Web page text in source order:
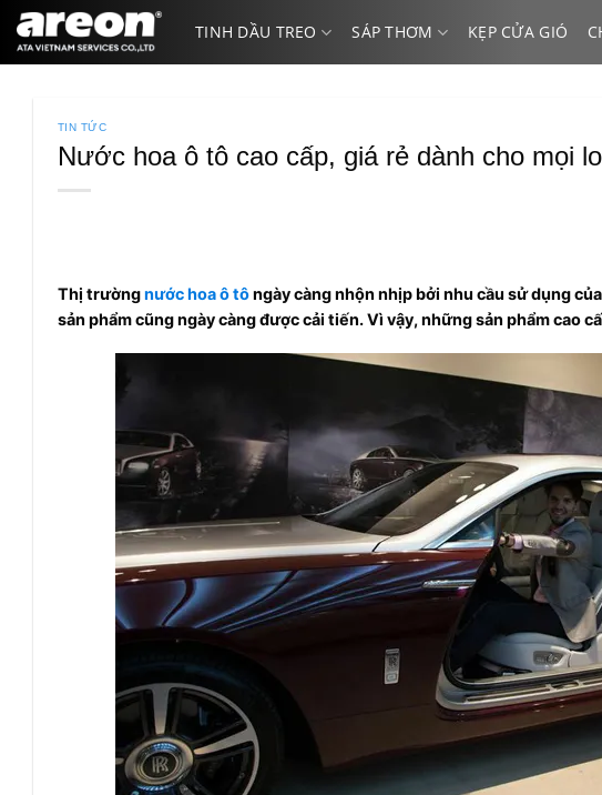
qua
nội
TINH DẦU TREO SÁP THƠM KẸP CỬA GIÓ
TIN TỨC
Nước hoa ô tô cao cấp, giá rẻ dành cho mọi
Thị trườngnước hoa ô tôngày càng nhộn nhịp bởi nhu cầu sử dụng
sản phẩm cũng ngày càng được cải tiến. Vì vậy, những sản phẩm cao